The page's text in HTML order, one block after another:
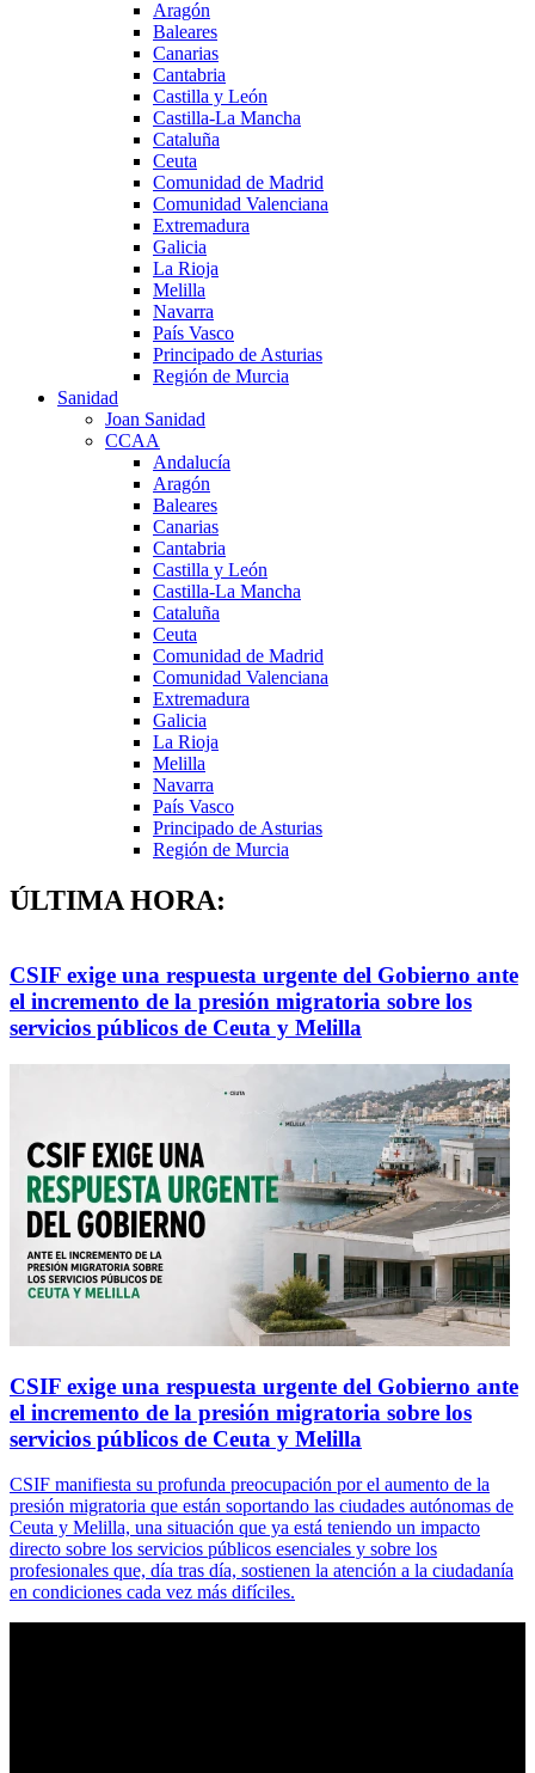
Aragón
Baleares
Canarias
Cantabria
Castilla y León
Castilla-La Mancha
Cataluña
Ceuta
Comunidad de Madrid
Comunidad Valenciana
Extremadura
Galicia
La Rioja
Melilla
Navarra
País Vasco
Principado de Asturias
Región de Murcia
Sanidad
Joan Sanidad
CCAA
Andalucía
Aragón
Baleares
Canarias
Cantabria
Castilla y León
Castilla-La Mancha
Cataluña
Ceuta
Comunidad de Madrid
Comunidad Valenciana
Extremadura
Galicia
La Rioja
Melilla
Navarra
País Vasco
Principado de Asturias
Región de Murcia
ÚLTIMA HORA:
CSIF exige una respuesta urgente del Gobierno ante
el incremento de la presión migratoria sobre los
servicios públicos de Ceuta y Melilla
CSIF exige una respuesta urgente del Gobierno ante
el incremento de la presión migratoria sobre los
servicios públicos de Ceuta y Melilla
CSIF manifiesta su profunda preocupación por el aumento de la
presión migratoria que están soportando las ciudades autónomas de
Ceuta y Melilla, una situación que ya está teniendo un impacto
directo sobre los servicios públicos esenciales y sobre los
profesionales que, día tras día, sostienen la atención a la ciudadanía
en condiciones cada vez más difíciles.